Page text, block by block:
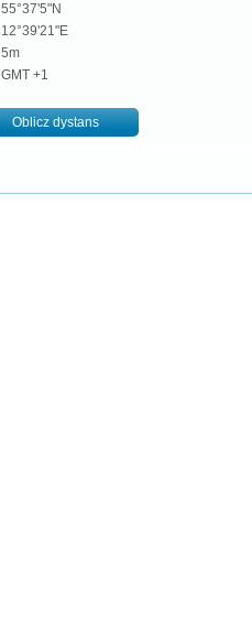
55°37'5"N
12°39'21"E
5m
GMT +1
Oblicz dystans